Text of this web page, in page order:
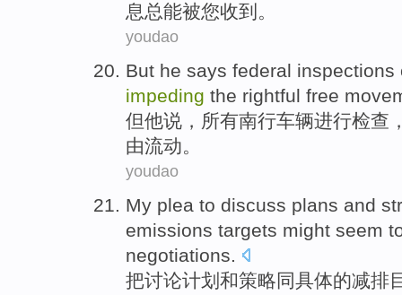
息总能被您收到 。
youdao
But he says federal inspections
impeding the rightful free
但他说 ， 所有南行车辆进行检查
由流动。
youdao
My plea to discuss plans and
emissions targets might seem
negotiations.
把讨论计划 和策略同具体的减排